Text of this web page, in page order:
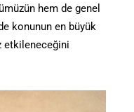
hem de genel
konunun en büyük
etkileneceğini